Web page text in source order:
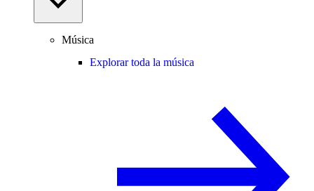
Música
Explorar toda la música